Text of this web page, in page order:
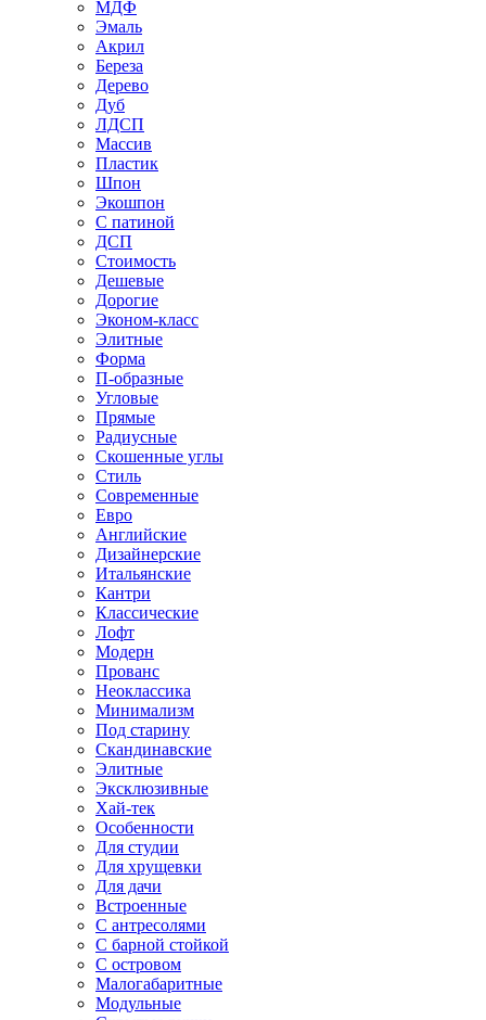
МДФ
Эмаль
Акрил
Береза
Дерево
Дуб
ЛДСП
Массив
Пластик
Шпон
Экошпон
С патиной
ДСП
Стоимость
Дешевые
Дорогие
Эконом-класс
Элитные
Форма
П-образные
Угловые
Прямые
Радиусные
Скошенные углы
Стиль
Современные
Евро
Английские
Дизайнерские
Итальянские
Кантри
Классические
Лофт
Модерн
Прованс
Неоклассика
Минимализм
Под старину
Скандинавские
Элитные
Эксклюзивные
Хай-тек
Особенности
Для студии
Для хрущевки
Для дачи
Встроенные
С антресолями
С барной стойкой
С островом
Малогабаритные
Модульные